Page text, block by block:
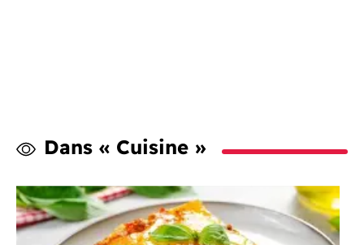
Dans « Cuisine »